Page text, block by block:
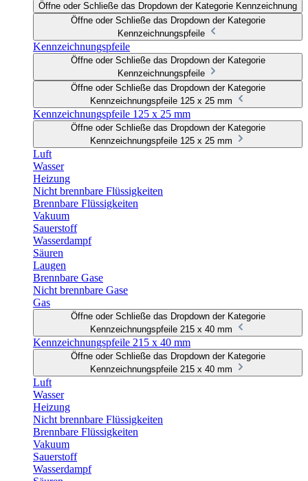
Öffne oder Schließe das Dropdown der Kategorie Kennzeichnung
Öffne oder Schließe das Dropdown der Kategorie
Kennzeichnungspfeile
Kennzeichnungspfeile
Öffne oder Schließe das Dropdown der Kategorie
Kennzeichnungspfeile
Öffne oder Schließe das Dropdown der Kategorie
Kennzeichnungspfeile 125 x 25 mm
Kennzeichnungspfeile 125 x 25 mm
Öffne oder Schließe das Dropdown der Kategorie
Kennzeichnungspfeile 125 x 25 mm
Luft
Wasser
Heizung
Nicht brennbare Flüssigkeiten
Brennbare Flüssigkeiten
Vakuum
Sauerstoff
Wasserdampf
Säuren
Laugen
Brennbare Gase
Nicht brennbare Gase
Gas
Öffne oder Schließe das Dropdown der Kategorie
Kennzeichnungspfeile 215 x 40 mm
Kennzeichnungspfeile 215 x 40 mm
Öffne oder Schließe das Dropdown der Kategorie
Kennzeichnungspfeile 215 x 40 mm
Luft
Wasser
Heizung
Nicht brennbare Flüssigkeiten
Brennbare Flüssigkeiten
Vakuum
Sauerstoff
Wasserdampf